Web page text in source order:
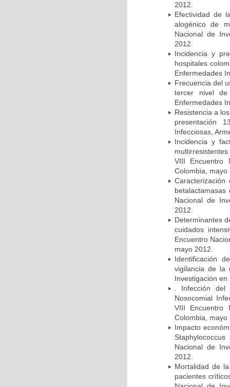
2012.
Efectividad de
alogénico de
Nacional de
2012.
Incidencia y
hospitales
Enfermedades
Frecuencia del
tercer nivel de
Enfermedades
Resistencia a
presentación
Infecciosas,
Incidencia y
VIII Encuentro
Colombia, mayo
Nacional de
2012.
Determinantes
cuidados
Encuentro
mayo 2012.
Identificación
vigilancia de la
Investigación
. Infección
Nosocomial
VIII Encuentro
Colombia, mayo
Impacto
Nacional de
2012.
Mortalidad de
pacientes